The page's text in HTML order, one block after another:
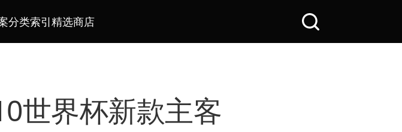
分类索引精选商店
搜
世界杯新款主客